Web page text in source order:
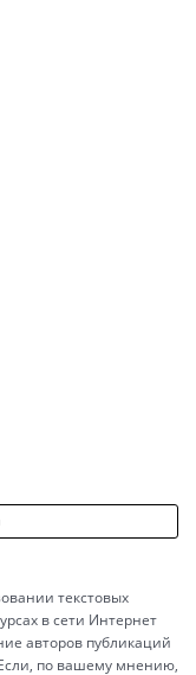
текстовых
в сети Интернет
авторов публикаций
по вашему мнению,